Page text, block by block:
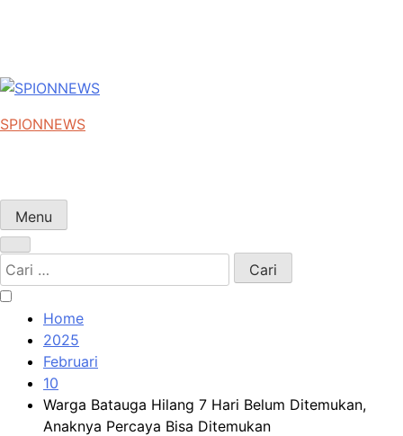
SPIONNEWS
Menu
Cari
untuk:
Home
2025
Februari
10
Warga Batauga Hilang 7 Hari Belum Ditemukan,
Anaknya Percaya Bisa Ditemukan